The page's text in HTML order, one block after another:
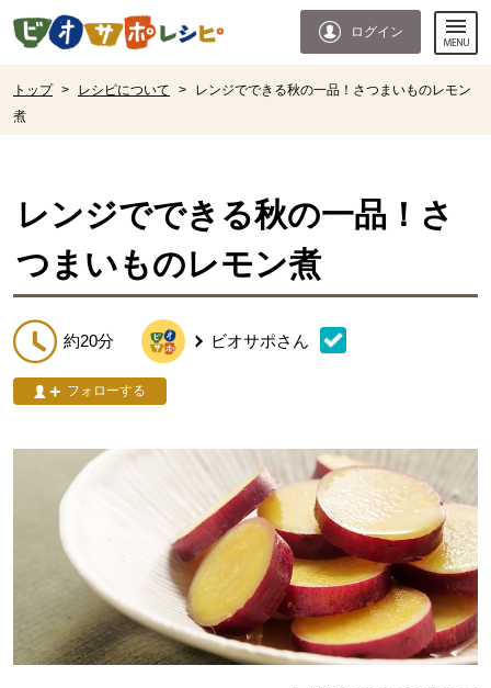
ページの先頭です。
ログイン
トップ > レシピについて >
レンジでできる秋の一品！さつまいものレモン
煮
レンジでできる秋の一品！さ
つまいものレモン煮
約20分 ビオサポさん
フォローする